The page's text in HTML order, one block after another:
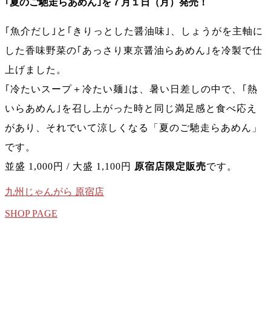
日
｢夏のご馳走らあめん｣を７月１日（月）発売！
｢魚介だし｣と｢きりっとした醤油味｣、しょうがを主軸に
した香味野菜の｢あっさり東京醤油らあめん｣を冷製で仕
上げました。
｢冷たいスープ＋冷たい麺｣は、暑い日差しの中で、｢熱
いらあめん｣を召し上がった時と同じ満足感と食べ応え
があり、それでいて涼しくなる「夏のご馳走らあめん」
です。
並盛 1,000円 / 大盛 1,100円
原宿店限定販売です。
九州じゃんがら 原宿店
SHOP PAGE